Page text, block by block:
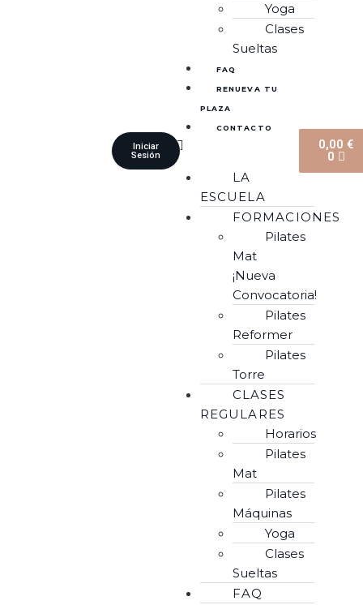
Yoga
Clases
Sueltas
FAQ
RENUEVA TU
PLAZA
CONTACTO
LA
ESCUELA
FORMACIONES
Pilates
Mat
¡Nueva
Convocatoria!
Pilates
Reformer
Pilates
Torre
CLASES
REGULARES
Horarios
Pilates
Mat
Pilates
Máquinas
Yoga
Clases
Sueltas
FAQ
Iniciar
Sesión
0,00€
0